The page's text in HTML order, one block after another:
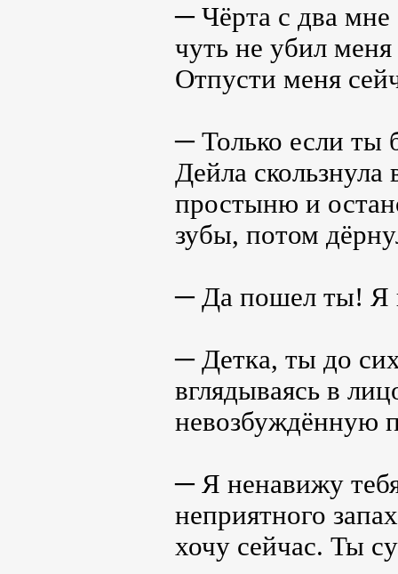
─ Чёрта с два
чуть не убил
Отпусти меня
─ Только если ты
Дейла
простыню и
зубы, потом
─ Да пошел ты! Я
─ Детка, ты до
вглядываясь в
невозбуждённую
─ Я ненавижу
неприятного
хочу сейчас. Ты